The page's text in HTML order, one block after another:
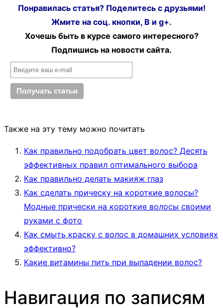
Понравилась статья? Поделитесь с друзьями!
Жмите на соц. кнопки, В и g+.
Хочешь быть в курсе самого интересного?
Подпишись на новости сайта.
Также на эту тему можно почитать
Как правильно подобрать цвет волос? Десять
эффективных правил оптимального выбора
Как правильно делать макияж глаз
Как сделать прическу на короткие волосы?
Модные прически на короткие волосы своими
руками с фото
Как смыть краску с волос в домашних условиях
эффективно?
Какие витамины пить при выпадении волос?
Навигация по записям